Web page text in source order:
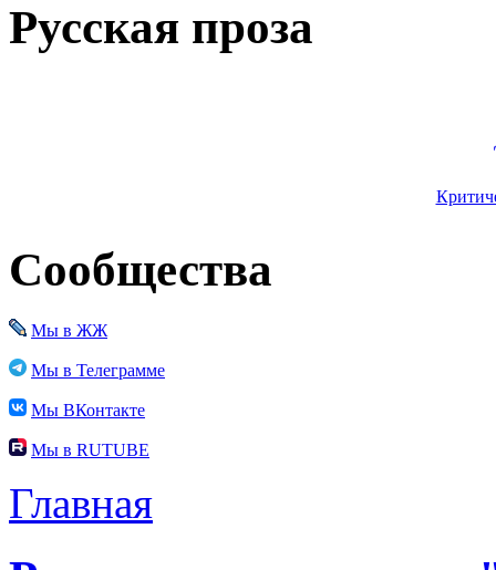
Русская проза
Сообщества
Мы в ЖЖ
Мы в Телеграмме
Мы ВКонтакте
Мы в RUTUBE
Главная